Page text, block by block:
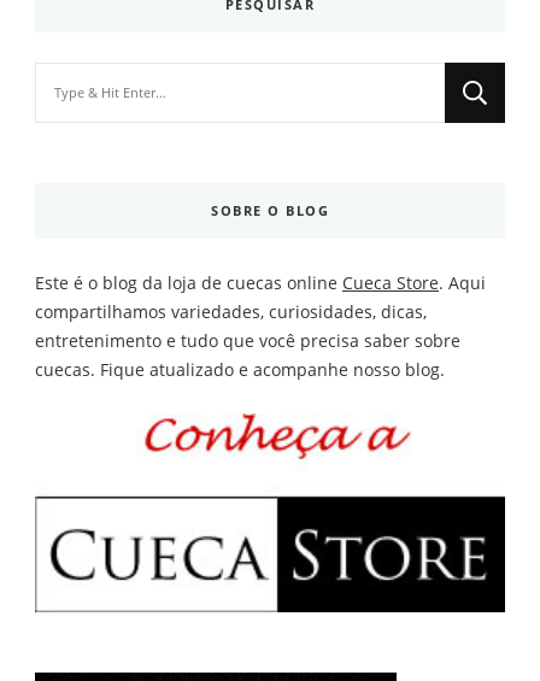
PESQUISAR
SOBRE O BLOG
Este é o blog da loja de cuecas online Cueca Store. Aqui
compartilhamos variedades, curiosidades, dicas,
entretenimento e tudo que você precisa saber sobre
cuecas. Fique atualizado e acompanhe nosso blog.